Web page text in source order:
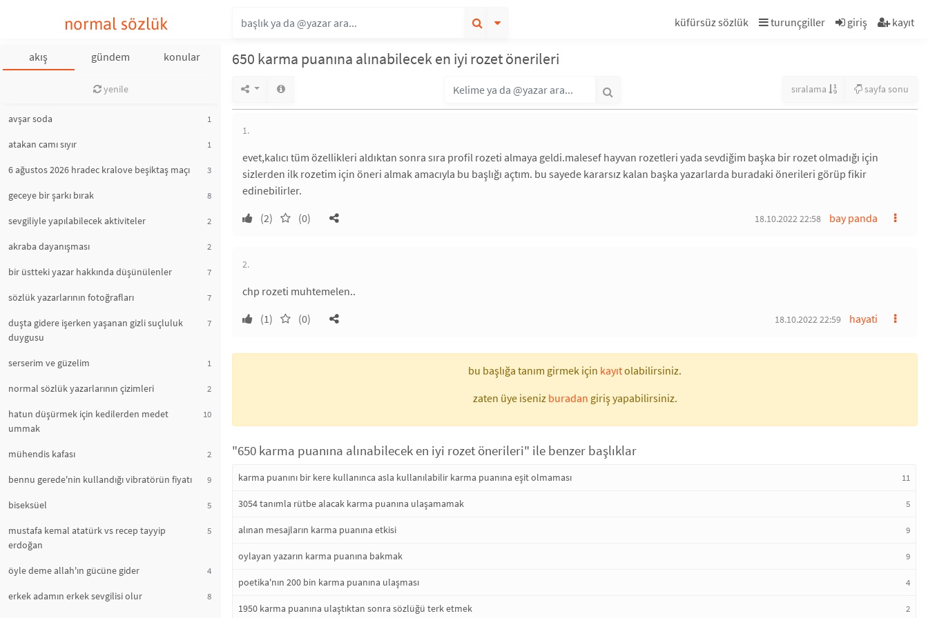
normal sözlük küfürsüz sözlük turunçgiller giriş kayıt
akış gündem konular
yenile
avşar soda 1
atakan camı sıyır 1
6 ağustos 2026 hradec kralove beşiktaş maçı 3
geceye bir şarkı bırak 8
sevgiliyle yapılabilecek aktiviteler 2
akraba dayanışması 2
bir üstteki yazar hakkında düşünülenler 7
sözlük yazarlarının fotoğrafları 7
duşta gidere işerken yaşanan gizli suçluluk
duygusu
7
serserim ve güzelim 1
normal sözlük yazarlarının çizimleri 2
hatun düşürmek için kedilerden medet
ummak
10
mühendis kafası 2
bennu gerede'nin kullandığı vibratörün fiyatı 9
biseksüel 5
mustafa kemal atatürk vs recep tayyip
erdoğan
5
öyle deme allah'ın gücüne gider 4
erkek adamın erkek sevgilisi olur 8
650 karma puanına alınabilecek en iyi rozet önerileri
sıralama sayfa sonu
1.
evet,kalıcı tüm özellikleri aldıktan sonra sıra profil rozeti almaya geldi.malesef hayvan rozetleri yada sevdiğim başka bir rozet olmadığı için
sizlerden ilk rozetim için öneri almak amacıyla bu başlığı açtım. bu sayede kararsız kalan başka yazarlarda buradaki önerileri görüp fikir
edinebilirler.
(2)
(0) bay panda
18.10.2022 22:58
2.
chp rozeti muhtemelen..
(1)
(0) hayati
18.10.2022 22:59
bu başlığa tanım girmek için kayıtolabilirsiniz.
zaten üye iseniz buradan giriş yapabilirsiniz.
"650 karma puanına alınabilecek en iyi rozet önerileri" ile benzer başlıklar
karma puanını bir kere kullanınca asla kullanılabilir karma puanına eşit olmaması 11
3054 tanımla rütbe alacak karma puanına ulaşamamak 5
alınan mesajların karma puanına etkisi 9
oylayan yazarın karma puanına bakmak 9
poetika'nın 200 bin karma puanına ulaşması 4
1950 karma puanına ulaştıktan sonra sözlüğü terk etmek 2